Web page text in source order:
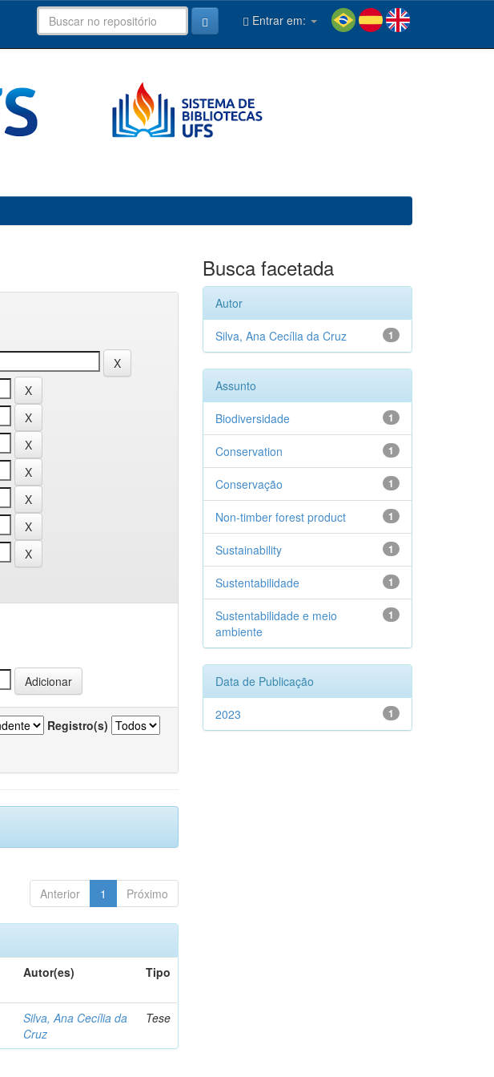
Entrar em:
Registro(s)
Anterior 1 Próximo
Autor(es) Tipo
Silva, Ana Cecília da
Cruz
Tese
Busca facetada
Autor
1
Silva, Ana Cecília da Cruz
Assunto
1
Biodiversidade
1
Conservation
1
Conservação
1
Non-timber forest product
1
Sustainability
1
Sustentabilidade
1
Sustentabilidade e meio
ambiente
Data de Publicação
1
2023